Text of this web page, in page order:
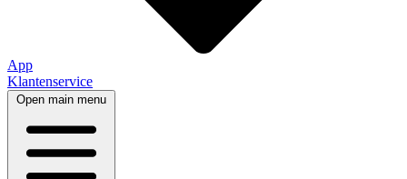
App
Klantenservice
Open main menu